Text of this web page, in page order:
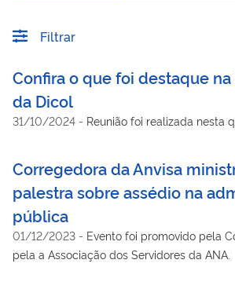
Filtrar
Confira o que foi destaque na
da Dicol
31/10/2024 - Reunião foi realizada nesta
Corregedora da Anvisa
palestra sobre assédio na
pública
01/12/2023 - Evento foi promovido pela
pela a Associação dos Servidores da ANA.